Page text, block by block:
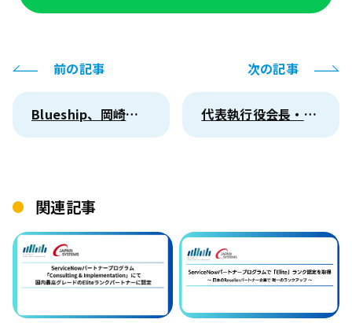
前の記事
Blueship、岡崎市「ヘルプポータル」を構築支援
次の記事
代表執行役会長・執行役社長就任に関するお知らせ
関連記事